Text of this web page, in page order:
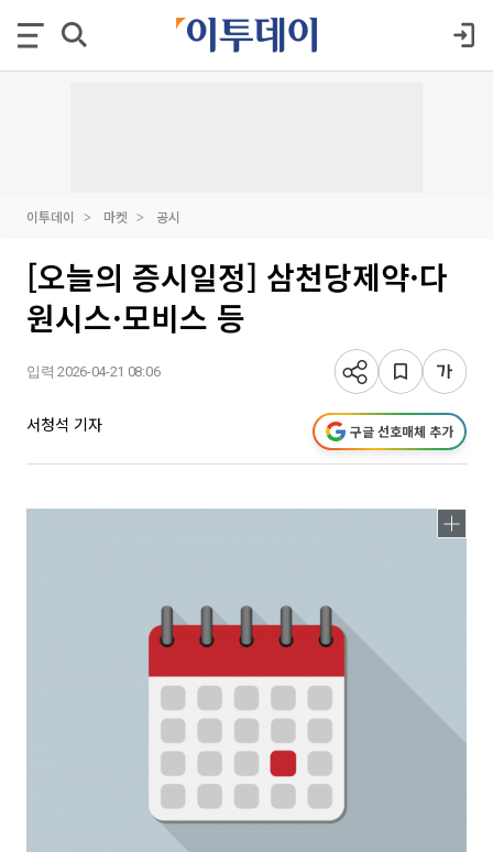
이투데이 마켓 공시
[오늘의 증시일정] 삼천당제약·다
원시스·모비스 등
입력 2026-04-21 08:06
서청석 기자 구글 선호매체 추가